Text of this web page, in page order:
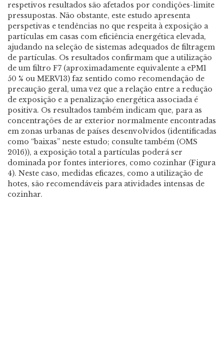
respetivos resultados são afetados por condições-limite
pressupostas. Não obstante, este estudo apresenta
perspetivas e tendências no que respeita à exposição a
partículas em casas com eficiência energética elevada,
ajudando na seleção de sistemas adequados de filtragem
de partículas. Os resultados confirmam que a utilização
de um filtro F7 (aproximadamente equivalente a ePM1
50 % ou MERV13) faz sentido como recomendação de
precaução geral, uma vez que a relação entre a redução
de exposição e a penalização energética associada é
positiva. Os resultados também indicam que, para as
concentrações de ar exterior normalmente encontradas
em zonas urbanas de países desenvolvidos (identificadas
como “baixas” neste estudo; consulte também (OMS
2016)), a exposição total a partículas poderá ser
dominada por fontes interiores, como cozinhar (Figura
4). Neste caso, medidas eficazes, como a utilização de
hotes, são recomendáveis para atividades intensas de
cozinhar.